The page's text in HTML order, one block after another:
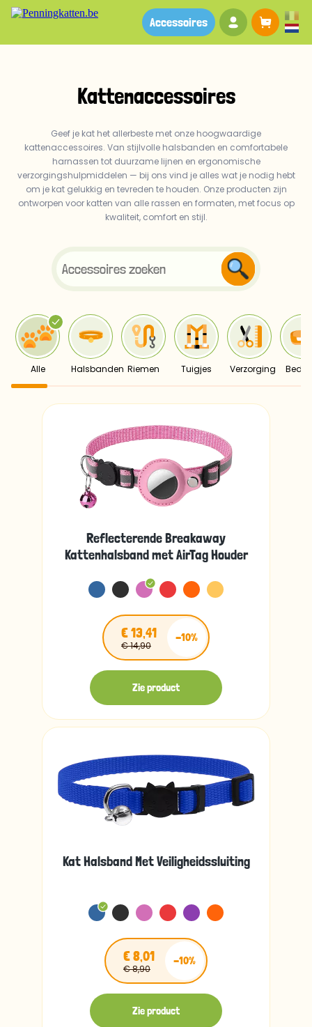
Uw account
Accessoires
Kattenaccessoires
Geef je kat het allerbeste met onze hoogwaardige
kattenaccessoires. Van stijlvolle halsbanden en comfortabele
harnassen tot duurzame lijnen en ergonomische
verzorgingshulpmiddelen — bij ons vind je alles wat je nodig hebt
om je kat gelukkig en tevreden te houden. Onze producten zijn
ontworpen voor katten van alle rassen en formaten, met focus op
kwaliteit, comfort en stijl.
Alle Halsbanden Riemen Tuigjes Verzorging
Reflecterende Breakaway
Kattenhalsband met AirTag Houder
€ 13,41
€ 14,90
-10%
Zie product
Kat Halsband Met Veiligheidssluiting
€ 8,01
€ 8,90
-10%
Zie product